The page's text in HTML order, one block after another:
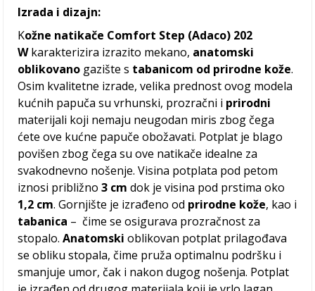
Izrada i dizajn:
Kožne natikače Comfort Step (Adaco) 202
Wkarakterizira izrazito mekano, anatomski
oblikovano gazište s tabanicom od prirodne kože.
Osim kvalitetne izrade, velika prednost ovog modela
kućnih papuča su vrhunski, prozračni i prirodni
materijali koji nemaju neugodan miris zbog čega
ćete ove kućne papuče obožavati. Potplat je blago
povišen zbog čega su ove natikače idealne za
svakodnevno nošenje. Visina potplata pod petom
iznosi približno 3 cm dok je visina pod prstima oko
1,2 cm. Gornjište je izrađeno od prirodne kože, kao i
tabanica – čime se osigurava prozračnost za
stopalo.Anatomski oblikovan potplat prilagođava
se obliku stopala, čime pruža optimalnu podršku i
smanjuje umor, čak i nakon dugog nošenja. Potplat